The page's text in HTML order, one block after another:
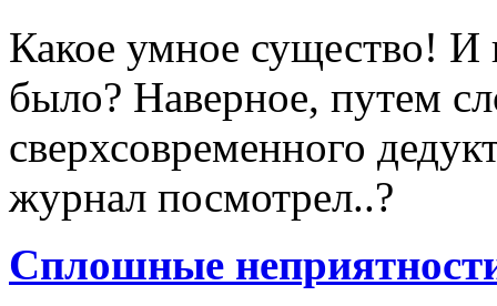
Какое умное существо! И
было? Наверное, путем
сверхсовременного
журнал посмотрел..?
Сплошные